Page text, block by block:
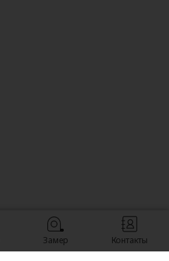
Замер Контакты